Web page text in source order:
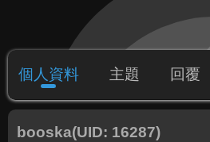
個人資料 主題 回覆
booska(UID: 16287)